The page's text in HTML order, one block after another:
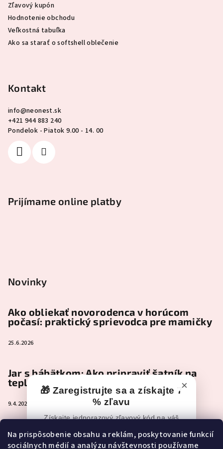
×
🎁 Zaregistrujte sa a získajte 7
% zľavu
Získajte jednorazový zľavový kód na váš
Na prispôsobenie obsahu a reklám, poskytovanie funkcií
sociálnych médií a analýzu návštevnosti používame
Zľavový kupón
Hodnotenie obchodu
Veľkostná tabuľka
Ako sa starať o softshell oblečenie
Kontakt
info@neonest.sk
+421 944 883 240
Pondelok - Piatok 9.00 - 14. 00
Prijímame online platby
Novinky
Ako obliekať novorodenca v horúcom
počasí: praktický sprievodca pre mamičky
25.6.2026
Jar s bábätkom: Ako pripraviť šatník na
teplejšie dni
9.4.2026
Čo je naozaj nevyhnutné zbaliť do
pôrodnice (a čo môže pokojne počkať)